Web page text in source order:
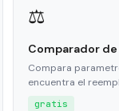
⚖
Comparador
Compara
encuentra el
gratis